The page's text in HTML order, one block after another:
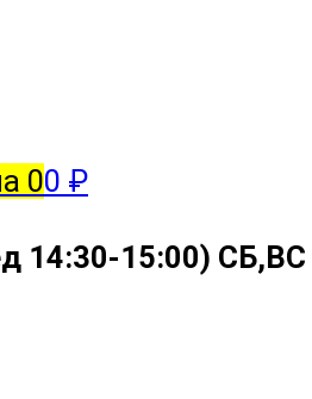
00 ₽
14:30-15:00) СБ,ВС